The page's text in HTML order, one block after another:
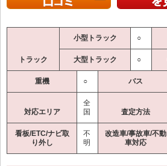
トラック
小型トラック ○
大型トラック ○
重機 ○ バス
対応エリア
全
国
査定方法
看板/ETC/ナビ取
り外し
不
明
改造車/事故車/不動
車対応